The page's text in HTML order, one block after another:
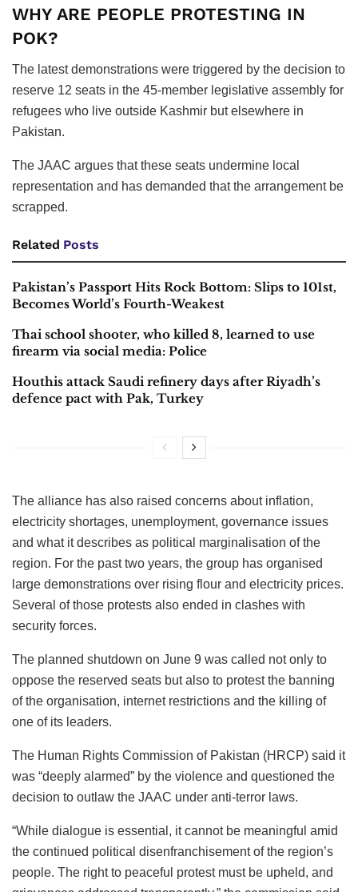
WHY ARE PEOPLE PROTESTING IN
POK?
The latest demonstrations were triggered by the decision to
reserve 12 seats in the 45-member legislative assembly for
refugees who live outside Kashmir but elsewhere in
Pakistan.
The JAAC argues that these seats undermine local
representation and has demanded that the arrangement be
scrapped.
Related Posts
Pakistan’s Passport Hits Rock Bottom: Slips to 101st,
Becomes World’s Fourth-Weakest
Thai school shooter, who killed 8, learned to use
firearm via social media: Police
Houthis attack Saudi refinery days after Riyadh’s
defence pact with Pak, Turkey
The alliance has also raised concerns about inflation,
electricity shortages, unemployment, governance issues
and what it describes as political marginalisation of the
region. For the past two years, the group has organised
large demonstrations over rising flour and electricity prices.
Several of those protests also ended in clashes with
security forces.
The planned shutdown on June 9 was called not only to
oppose the reserved seats but also to protest the banning
of the organisation, internet restrictions and the killing of
one of its leaders.
The Human Rights Commission of Pakistan (HRCP) said it
was “deeply alarmed” by the violence and questioned the
decision to outlaw the JAAC under anti-terror laws.
“While dialogue is essential, it cannot be meaningful amid
the continued political disenfranchisement of the region’s
people. The right to peaceful protest must be upheld, and